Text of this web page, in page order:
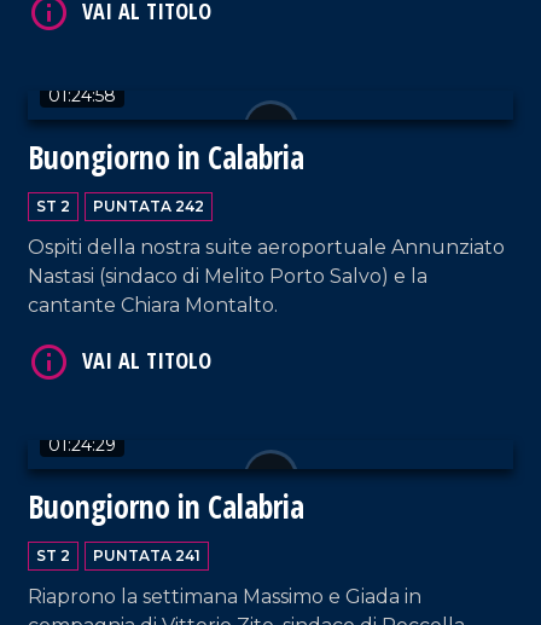
d'orchestra di Sanremo.
01:24:58
Buongiorno in Calabria
ST 2 PUNTATA 242
Ospiti della nostra suite aeroportuale Annunziato
Nastasi (sindaco di Melito Porto Salvo) e la
cantante Chiara Montalto.
01:24:29
Buongiorno in Calabria
ST 2 PUNTATA 241
Riaprono la settimana Massimo e Giada in
VAI AL TITOLO
VAI AL TITOLO